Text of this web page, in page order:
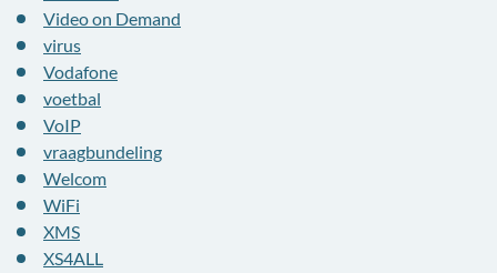
Video on Demand
virus
Vodafone
voetbal
VoIP
vraagbundeling
Welcom
WiFi
XMS
XS4ALL